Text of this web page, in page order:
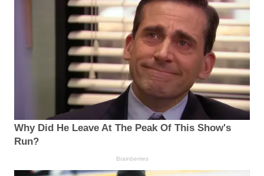
Why Did He Leave At The Peak Of This Show's
Run?
Brainberries